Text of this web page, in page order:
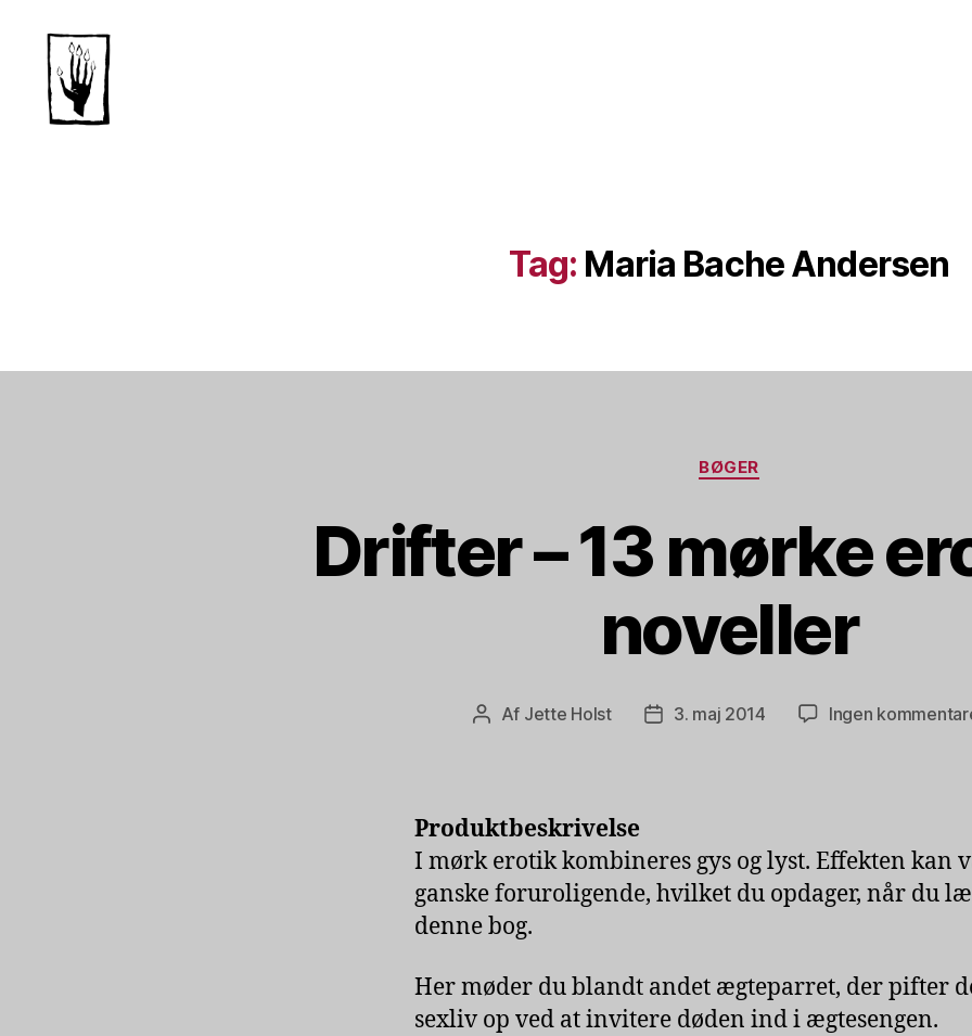
Tag: Maria Bache Andersen
Kategorier
BØGER
Drifter – 13 mørke
noveller
Indlægsforfatter
Af Jette Holst Indlægsdato
3. maj 2014 Ingen
Produktbeskrivelse
I mørk erotik kombineres gys og lyst. Effekten kan
ganske foruroligende, hvilket du opdager, når du
denne bog.
Her møder du blandt andet ægteparret, der pifter
sexliv op ved at invitere døden ind i ægtesengen.